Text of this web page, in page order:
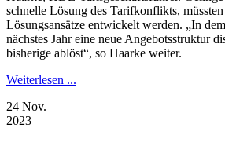
schnelle Lösung des Tarifkonflikts,
Lösungsansätze entwickelt werden. „In
nächstes Jahr eine neue Angebotsstruktur
bisherige ablöst“, so Haarke weiter.
Weiterlesen ...
24 Nov.
2023